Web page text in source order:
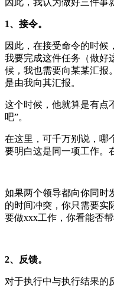
因此，我认为做好三件事
1、接令。
因此，在接受命令的时候
我要完成这件任务（做好
候，我也需要向某某汇报
是由我向其汇报。
这个时候，他就算是有点
吧”。
在这里，可千万别说，哪
要明白这是同一项工作。
如果两个领导都向你同时
的时间冲突，你只需要实
要做xxx工作，你看能否
2、反馈。
对于执行中与执行结果的